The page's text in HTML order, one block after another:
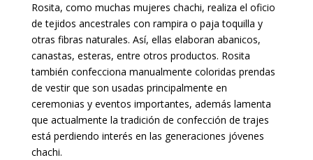
Rosita, como muchas mujeres chachi, realiza el oficio
de tejidos ancestrales con rampira o paja toquilla y
otras fibras naturales. Así, ellas elaboran abanicos,
canastas, esteras, entre otros productos. Rosita
también confecciona manualmente coloridas prendas
de vestir que son usadas principalmente en
ceremonias y eventos importantes, además lamenta
que actualmente la tradición de confección de trajes
está perdiendo interés en las generaciones jóvenes
chachi.